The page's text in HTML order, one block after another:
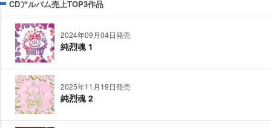
CDアルバム売上TOP3作品
2024年09月04日発売
純烈魂 1
2025年11月19日発売
純烈魂 2